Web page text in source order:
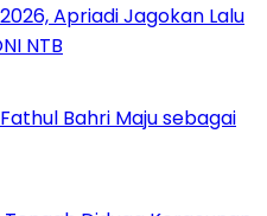
Apriadi Jagokan Lalu
NTB
Bahri Maju sebagai